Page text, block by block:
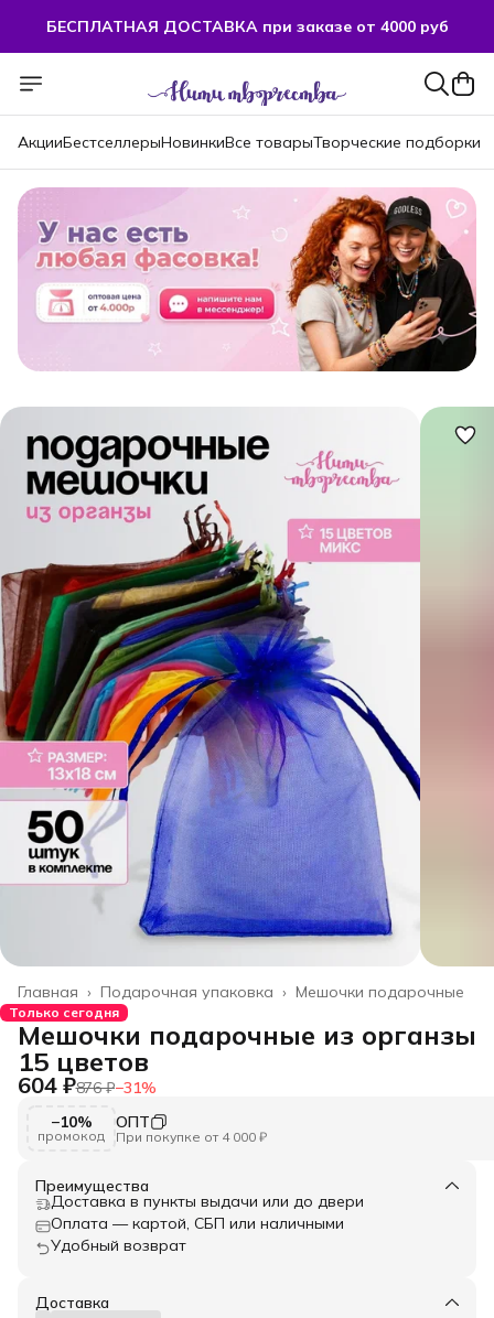
БЕСПЛАТНАЯ ДОСТАВКА при заказе от 4000 руб
АкцииБестселлерыНовинкиВсе товарыТворческие подборки
Мешочки подарочные
Подарочная упаковка ›
Главная ›
Только сегодня
Мешочки подарочные из органзы
15 цветов
604 ₽876 ₽−31%
−10%
промокод
ОПТ
При покупке от 4 000 ₽
Преимущества
Доставка в пункты выдачи или до двери
Оплата — картой, СБП или наличными
Удобный возврат
Доставка